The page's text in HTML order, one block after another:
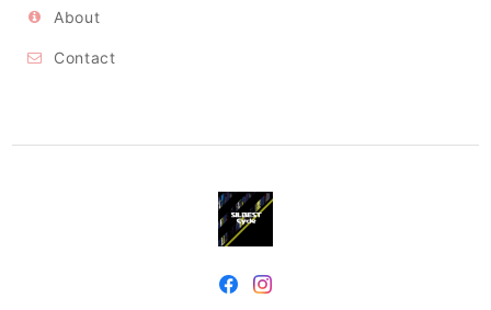
About
Contact